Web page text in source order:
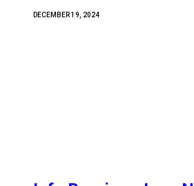
DECEMBER 19, 2024